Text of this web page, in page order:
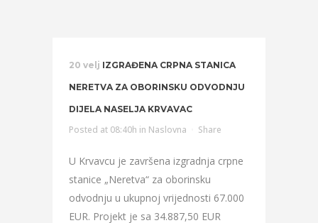
20 velj IZGRAĐENA CRPNA STANICA
NERETVA ZA OBORINSKU ODVODNJU
DIJELA NASELJA KRVAVAC
Posted at 08:40h in Naslovna Share
U Krvavcu je završena izgradnja crpne
stanice „Neretva“ za oborinsku
odvodnju u ukupnoj vrijednosti 67.000
EUR. Projekt je sa 34.887,50 EUR